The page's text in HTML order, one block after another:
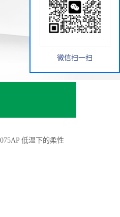
低温下的柔性
微信扫一扫